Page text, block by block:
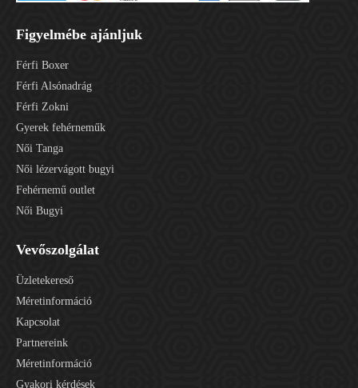
Figyelmébe ajánljuk
Férfi Boxer
Férfi Alsónadrág
Férfi Zokni
Gyerek fehérneműk
Női Tanga
Női lézervágott bugyi
Fehérnemű outlet
Női Bugyi
Vevőszolgálat
Üzletekereső
Méretinformáció
Kapcsolat
Partnereink
Méretinformáció
Gyakori kérdések